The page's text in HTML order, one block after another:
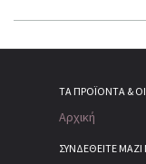
ΤΑ ΠΡΟΪΌΝΤΑ &
Αρχική
ΣΥΝΔΕΘΕΙΤΕ